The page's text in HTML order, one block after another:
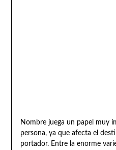
Nombre juega un papel muy
persona, ya que afecta el
portador. Entre la enorme